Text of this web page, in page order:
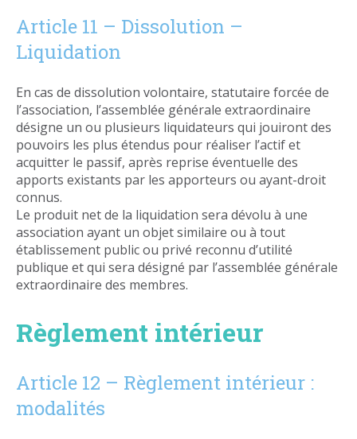
Article 11 – Dissolution –
Liquidation
En cas de dissolution volontaire, statutaire forcée de
l’association, l’assemblée générale extraordinaire
désigne un ou plusieurs liquidateurs qui jouiront des
pouvoirs les plus étendus pour réaliser l’actif et
acquitter le passif, après reprise éventuelle des
apports existants par les apporteurs ou ayant-droit
connus.
Le produit net de la liquidation sera dévolu à une
association ayant un objet similaire ou à tout
établissement public ou privé reconnu d’utilité
publique et qui sera désigné par l’assemblée générale
extraordinaire des membres.
Règlement intérieur
Article 12 – Règlement intérieur :
modalités